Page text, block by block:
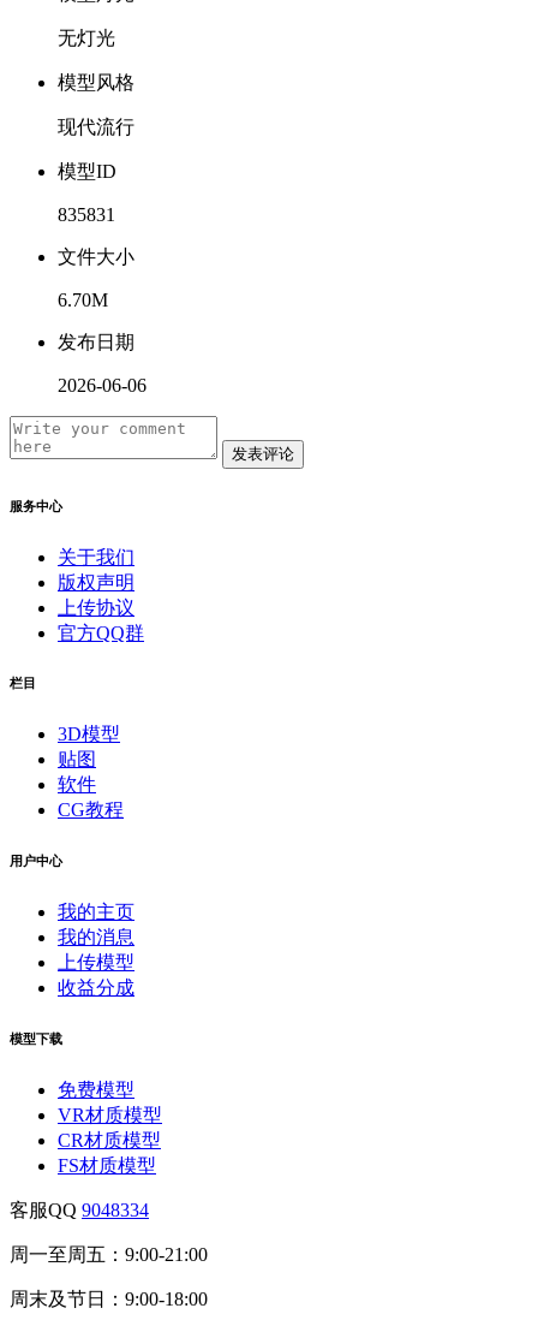
无灯光
模型风格
现代流行
模型ID
835831
文件大小
6.70M
发布日期
2026-06-06
发表评论
服务中心
关于我们
版权声明
上传协议
官方QQ群
栏目
3D模型
贴图
软件
CG教程
用户中心
我的主页
我的消息
上传模型
收益分成
模型下载
免费模型
VR材质模型
CR材质模型
FS材质模型
客服QQ 9048334
周一至周五：9:00-21:00
周末及节日：9:00-18:00